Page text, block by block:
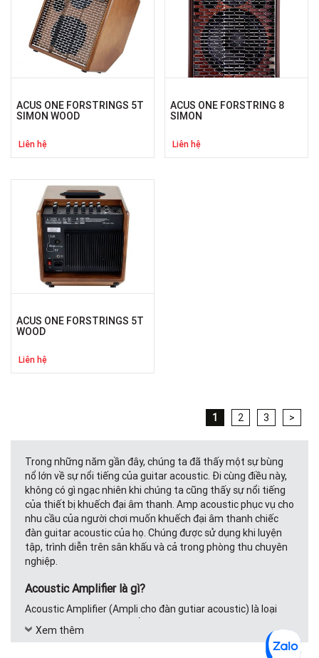
ACUS ONE FORSTRINGS 5T
SIMON WOOD
Liên hệ
ACUS ONE FORSTRING 8
SIMON
Liên hệ
ACUS ONE FORSTRINGS 5T
WOOD
Liên hệ
1 2 3 >
Trong những năm gần đây, chúng ta đã thấy một sự bùng
nổ lớn về sự nổi tiếng của guitar acoustic. Đi cùng điều này,
không có gì ngạc nhiên khi chúng ta cũng thấy sự nổi tiếng
của thiết bị khuếch đại âm thanh. Amp acoustic phục vụ cho
nhu cầu của người chơi muốn khuếch đại âm thanh chiếc
đàn guitar acoustic của họ. Chúng được sử dụng khi luyện
tập, trình diễn trên sân khấu và cả trong phòng thu chuyên
nghiệp.
Acoustic Amplifier là gì?
Acoustic Amplifier (Ampli cho đàn gutiar acoustic) là loại
amplifier được thiết kế để khuếch đại các giai điệu tự nhiên
của đàn guitar acoustic, giữ nguyên chất âm chân thực
nhất có thể, không thêm màu sắc hay làm biến dạng tín
Xem thêm